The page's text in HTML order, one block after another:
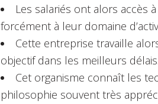
Les salariés ont alors accès
forcément à leur domaine
Cette entreprise travaille
objectif dans les meilleurs délais.
Cet organisme connaît les
philosophie souvent très